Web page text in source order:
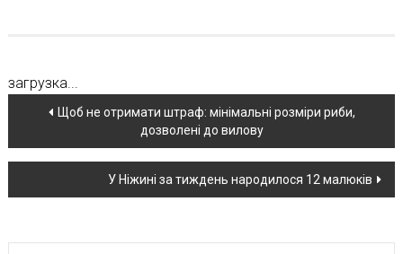
загрузка...
Навігація
по
Щоб не отримати штраф: мінімальні розміри риби,
дозволені до вилову
У Ніжині за тиждень народилося 12 малюків